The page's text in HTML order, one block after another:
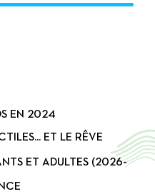
EN 2024
ET LE RÊVE
ET ADULTES (2026-